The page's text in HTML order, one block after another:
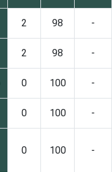
2 98 -
2 98 -
0 100 -
0 100 -
0 100 -